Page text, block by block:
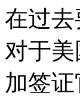
在过
对于
加签